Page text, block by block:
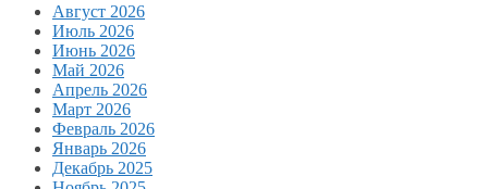
Август 2026
Июль 2026
Июнь 2026
Май 2026
Апрель 2026
Март 2026
Февраль 2026
Январь 2026
Декабрь 2025